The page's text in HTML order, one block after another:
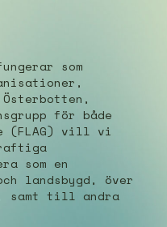
som
för både
(FLAG) vill vi
som en
landsbygd, över
samt till andra